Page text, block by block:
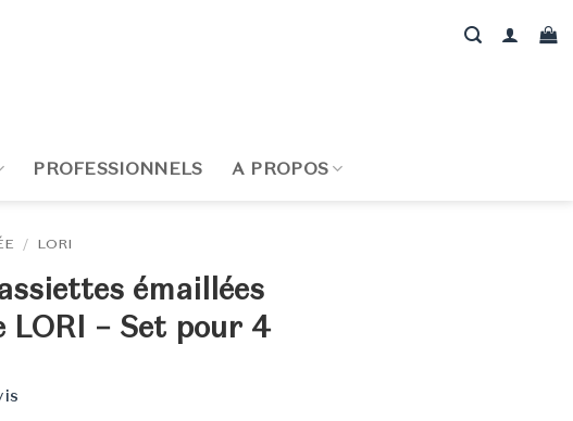
PROFESSIONNELS A PROPOS
/ LORI
émaillées
– Set pour 4